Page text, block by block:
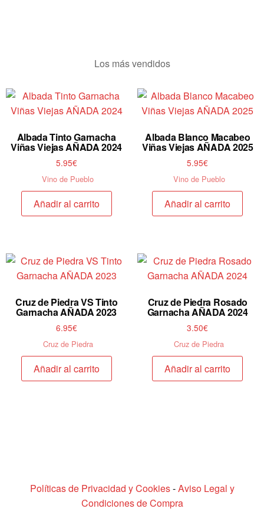
Los más vendidos
Albada Tinto Garnacha
Viñas Viejas AÑADA 2024
5.95€
Vino de Pueblo
Añadir al carrito
Albada Blanco Macabeo
Viñas Viejas AÑADA 2025
5.95€
Vino de Pueblo
Añadir al carrito
Cruz de Piedra VS Tinto
Garnacha AÑADA 2023
6.95€
Cruz de Piedra
Añadir al carrito
Cruz de Piedra Rosado
Garnacha AÑADA 2024
3.50€
Cruz de Piedra
Añadir al carrito
Políticas de Privacidad y Cookies-Aviso Legal y
Condiciones de Compra